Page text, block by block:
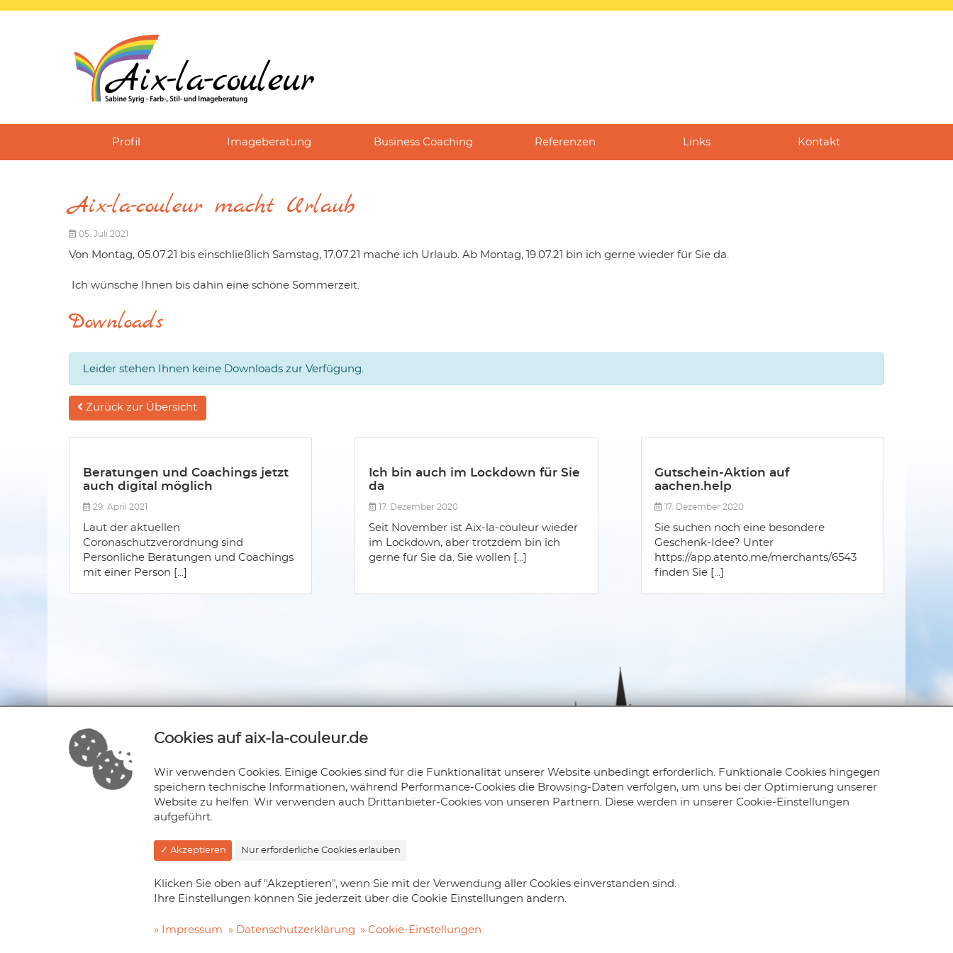
Profil Imageberatung Business Coaching Referenzen Links Kontakt
Aix-la-couleur macht Urlaub
05. Juli 2021
Von Montag, 05.07.21 bis einschließlich Samstag, 17.07.21 mache ich Urlaub. Ab Montag, 19.07.21 bin ich gerne wieder für Sie da.
Ich wünsche Ihnen bis dahin eine schöne Sommerzeit.
Downloads
Leider stehen Ihnen keine Downloads zur Verfügung.
Zurück zur Übersicht
Beratungen und Coachings jetzt
auch digital möglich
29. April 2021
Laut der aktuellen
Coronaschutzverordnung sind
Persönliche Beratungen und Coachings
mit einer Person [...]
Ich bin auch im Lockdown für Sie
da
17. Dezember 2020
Seit November ist Aix-la-couleur wieder
im Lockdown, aber trotzdem bin ich
gerne für Sie da. Sie wollen [...]
Gutschein-Aktion auf
aachen.help
17. Dezember 2020
Sie suchen noch eine besondere
Geschenk-Idee? Unter
https://app.atento.me/merchants/6543
finden Sie [...]
Aix-la-couleur
Sabine Syrig
D-52078 Aachen
info@aix-la-couleur.de
0241 47581043
Facebook
Cookies auf aix-la-couleur.de
Wir verwenden Cookies. Einige Cookies sind für die Funktionalität unserer Website unbedingt erforderlich. Funktionale Cookies hingegen
speichern technische Informationen, während Performance-Cookies die Browsing-Daten verfolgen, um uns bei der Optimierung unserer
Website zu helfen. Wir verwenden auch Drittanbieter-Cookies von unseren Partnern. Diese werden in unserer Cookie-Einstellungen
aufgeführt.
✓ Akzeptieren Nur erforderliche Cookies erlauben
Klicken Sie oben auf "Akzeptieren", wenn Sie mit der Verwendung aller Cookies einverstanden sind.
Ihre Einstellungen können Sie jederzeit über die Cookie Einstellungen ändern.
Impressum Datenschutzerklärung Cookie-Einstellungen